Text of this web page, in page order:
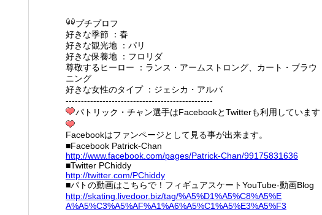
プチプロフ
好きな季節 ：春
好きな観光地 ：パリ
好きな保養地 ：フロリダ
尊敬するヒーロー ：ランス・アームストロング、カート・ブラウ
ニング
好きな女性のタイプ ：ジェシカ・アルバ
------------------------------------------------
パトリック・チャン選手はFacebookとTwitterも利用しています
Facebookはファンページとして見る事が出来ます。
■Facebook Patrick-Chan
http://www.facebook.com/pages/Patrick-Chan/99175831636
■Twitter PChiddy
http://twitter .com/PChiddy
■パトの動画はこちらで！フィギュアスケートYouTube-動画Blog
http://skating .livedoor.biz/tag/%A5%D1%A5%C8%A5%E
A%A5%C3%A5%AF%A1%A6%A5%C1%A5%E3%A5%F3